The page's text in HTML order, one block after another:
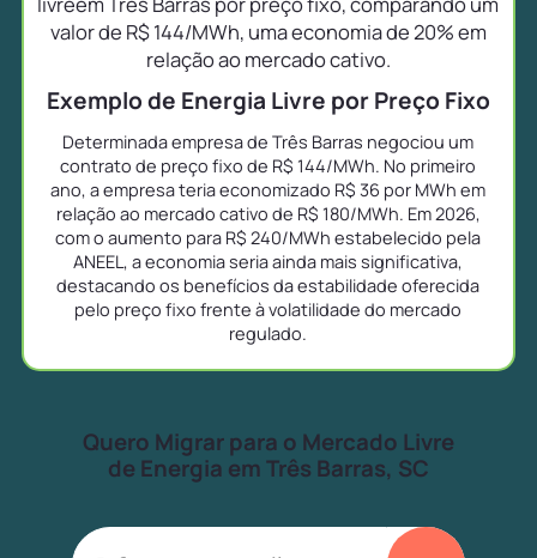
valor de R$ 144/MWh, uma economia de 20% em
relação ao mercado cativo.
Exemplo de Energia Livre por Preço Fixo
Determinada empresa de Três Barras negociou um
contrato de preço fixo de R$ 144/MWh. No primeiro
ano, a empresa teria economizado R$ 36 por MWh em
relação ao mercado cativo de R$ 180/MWh. Em 2026,
com o aumento para R$ 240/MWh estabelecido pela
ANEEL, a economia seria ainda mais significativa,
destacando os benefícios da estabilidade oferecida
pelo preço fixo frente à volatilidade do mercado
regulado.
Quero Migrar para o Mercado Livre
de Energia em Três Barras, SC